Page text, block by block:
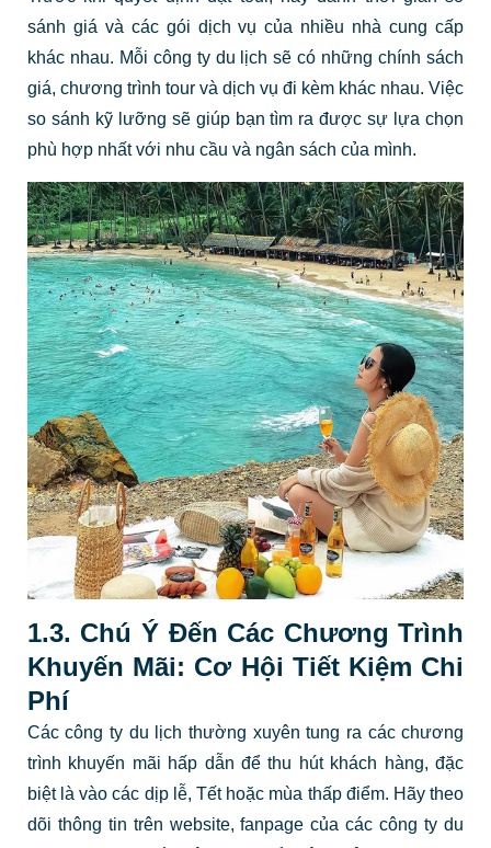
sánh giá và các gói dịch vụ của nhiều nhà cung cấp
khác nhau. Mỗi công ty du lịch sẽ có những chính sách
giá, chương trình tour và dịch vụ đi kèm khác nhau. Việc
so sánh kỹ lưỡng sẽ giúp bạn tìm ra được sự lựa chọn
phù hợp nhất với nhu cầu và ngân sách của mình.
1.3. Chú Ý Đến Các Chương Trình
Khuyến Mãi: Cơ Hội Tiết Kiệm Chi
Phí
Các công ty du lịch thường xuyên tung ra các chương
trình khuyến mãi hấp dẫn để thu hút khách hàng, đặc
biệt là vào các dịp lễ, Tết hoặc mùa thấp điểm. Hãy theo
dõi thông tin trên website, fanpage của các công ty du